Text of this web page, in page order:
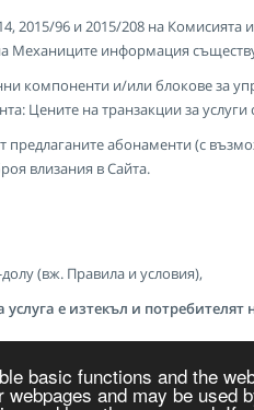
basic functions and the
and may be
2015/96 и 2015/208 на
Механиците информация
компоненти и/или блокове за
Цените на транзакции за услуги
абонаменти (с
влизания в Сайта.
(вж. Правила и условия),
е изтекъл и